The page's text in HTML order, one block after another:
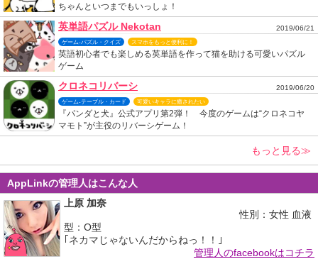
ちゃんといつまでもいっしょ！
英単語パズル Nekotan 2019/06/21
ゲーム-パズル・クイズ スマホをもっと便利に！
英語初心者でも楽しめる英単語を作って猫を助ける可愛いパズル
ゲーム
クロネコリバーシ 2019/06/20
ゲーム-テーブル・カード 可愛いキャラに癒されたい
『パンダと犬』公式アプリ第2弾！ 今度のゲームは“クロネコヤ
マモト”が主役のリバーシゲーム！
もっと見る≫
AppLinkの管理人はこんな人
上原 加奈
性別：女性 血液
型：O型
｢ネカマじゃないんだからねっ！！｣
管理人のfacebookはコチラ